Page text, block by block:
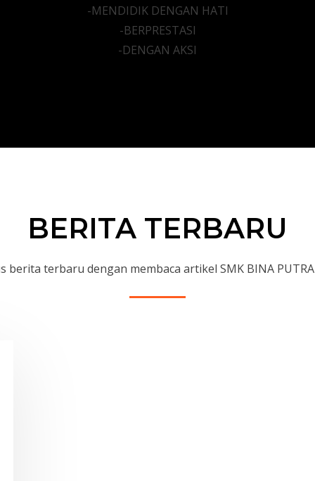
-MENDIDIK DENGAN HATI
-BERPRESTASI
-DENGAN AKSI
BERITA TERBARU
berita terbaru dengan membaca artikel SMK BINA PUTRA